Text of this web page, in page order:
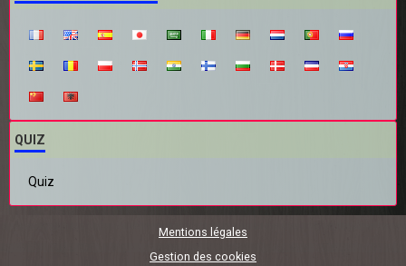
QUIZ
Quiz
Mentions légales
Gestion des cookies